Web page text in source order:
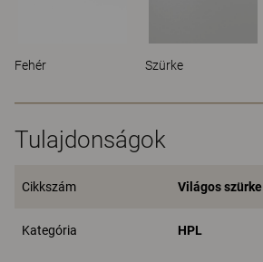
Fehér Szürke
Tulajdonságok
Cikkszám Világos szürke
Kategória HPL